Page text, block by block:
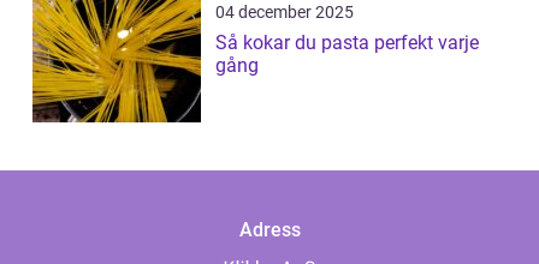
04 december 2025
Så kokar du pasta perfekt varje
gång
Adress